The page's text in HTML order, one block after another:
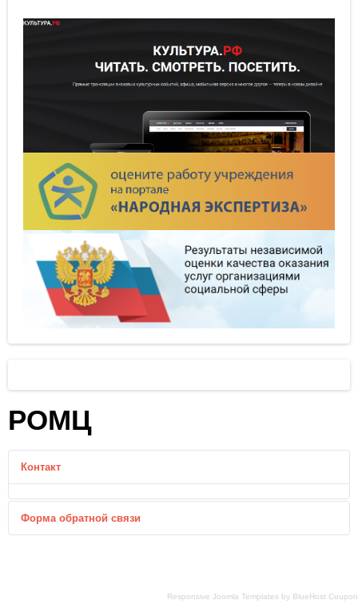
Responsive Joomla Templates by BlueHost Coupon
РОМЦ
Контакт
Форма обратной связи